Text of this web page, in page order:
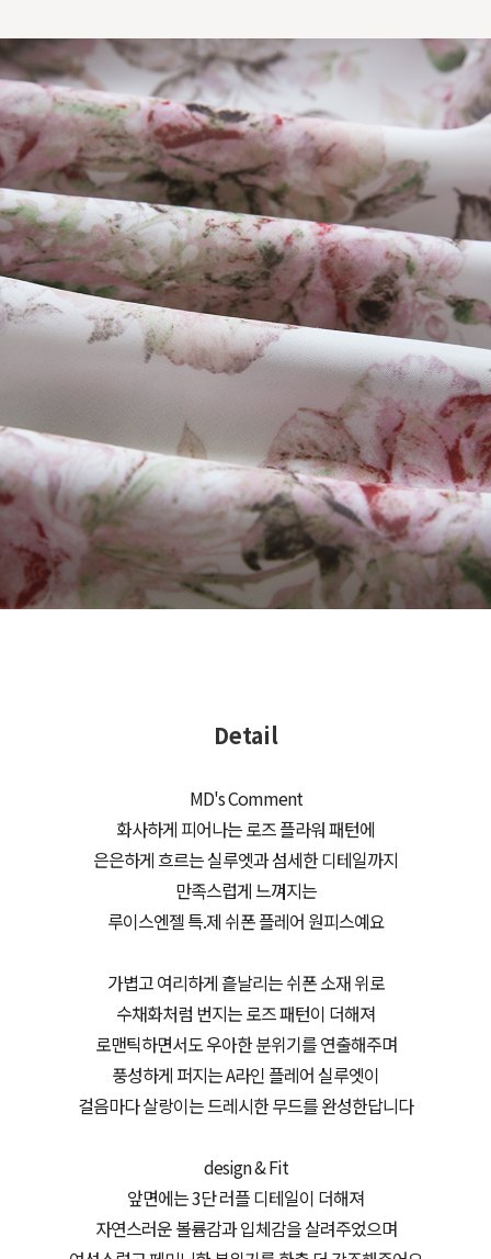
Detail
MD's Comment
화사하게 피어나는 로즈 플라워 패턴에
은은하게 흐르는 실루엣과 섬세한 디테일까지
만족스럽게 느껴지는
루이스엔젤 특.제 쉬폰 플레어 원피스예요
가볍고 여리하게 흩날리는 쉬폰 소재 위로
수채화처럼 번지는 로즈 패턴이 더해져
로맨틱하면서도 우아한 분위기를 연출해주며
풍성하게 퍼지는 A라인 플레어 실루엣이
걸음마다 살랑이는 드레시한 무드를 완성한답니다
design & Fit
앞면에는 3단 러플 디테일이 더해져
자연스러운 볼륨감과 입체감을 살려주었으며